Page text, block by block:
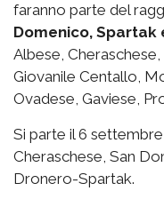
faranno parte del
Domenico, Spartak
Albese,
Giovanile Centallo,
Ovadese, Gaviese,
Si parte il 6
Cheraschese, San
Dronero-Spartak.